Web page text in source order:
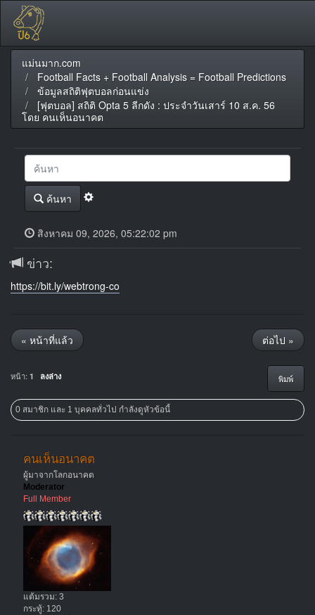
แม่นมาก.com
Football Facts + Football Analysis = Football Predictions
ข้อมูลสถิติฟุตบอลก่อนแข่ง
[ฟุตบอล] สถิติ Opta 5 ลีกดัง : ประจำวันเสาร์ 10 ส.ค. 56
โดย คนเห็นอนาคต
ค้นหา
สิงหาคม 09, 2026, 05:22:02 pm
ข่าว:
https://bit.ly/webtrong-co
« หน้าที่แล้ว ต่อไป »
พิมพ์
หน้า: 1 ลงล่าง
0 สมาชิก และ 1 บุคคลทั่วไป กำลังดูหัวข้อนี้
คนเห็นอนาคต
ผู้มาจากโลกอนาคต
Moderator
Full Member
แต้มรวม: 3
กระทู้: 120